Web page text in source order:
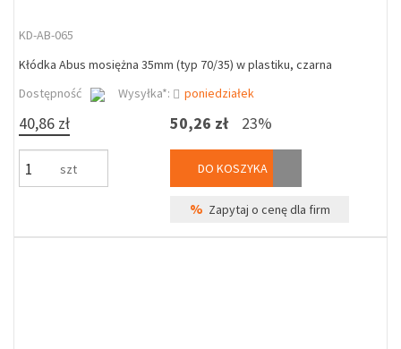
KD-AB-065
Kłódka Abus mosiężna 35mm (typ 70/35) w plastiku, czarna
Dostępność
Wysyłka*: poniedziałek
40,86 zł
szt
50,26 zł 23%
DO KOSZYKA
% Zapytaj o cenę dla firm